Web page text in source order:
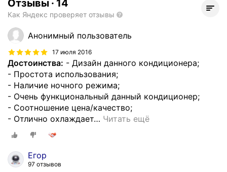
Отзывы · 14
Как Яндекс проверяет отзывы
Анонимный пользователь
17 июля 2016
Достоинства: - Дизайн данного кондиционера;
- Простота использования;
- Наличие ночного режима;
- Очень функциональный данный кондиционер;
- Соотношение цена/качество;
- Отлично охлаждает… Читать ещё
Егор
97 отзывов